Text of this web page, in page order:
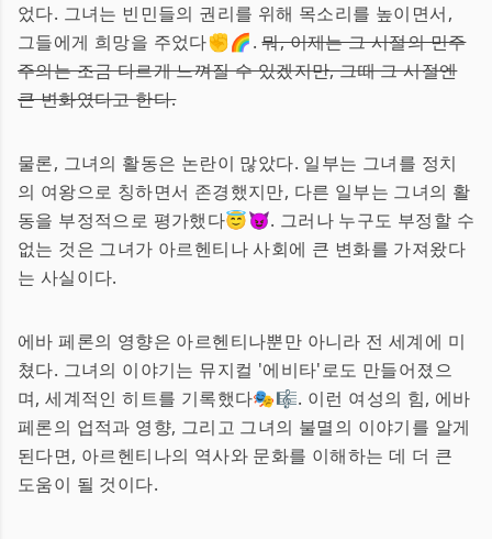
었다. 그녀는 빈민들의 권리를 위해 목소리를 높이면서,
그들에게 희망을 주었다✊🌈.뭐, 이제는 그 시절의 민주
주의는 조금 다르게 느껴질 수 있겠지만, 그때 그 시절엔
큰 변화였다고 한다.
물론, 그녀의 활동은 논란이 많았다. 일부는 그녀를 정치
의 여왕으로 칭하면서 존경했지만, 다른 일부는 그녀의 활
동을 부정적으로 평가했다😇😈. 그러나 누구도 부정할 수
없는 것은 그녀가 아르헨티나 사회에 큰 변화를 가져왔다
는 사실이다.
에바 페론의 영향은 아르헨티나뿐만 아니라 전 세계에 미
쳤다. 그녀의 이야기는 뮤지컬 '에비타'로도 만들어졌으
며, 세계적인 히트를 기록했다🎭🎼. 이런 여성의 힘, 에바
페론의 업적과 영향, 그리고 그녀의 불멸의 이야기를 알게
된다면, 아르헨티나의 역사와 문화를 이해하는 데 더 큰
도움이 될 것이다.